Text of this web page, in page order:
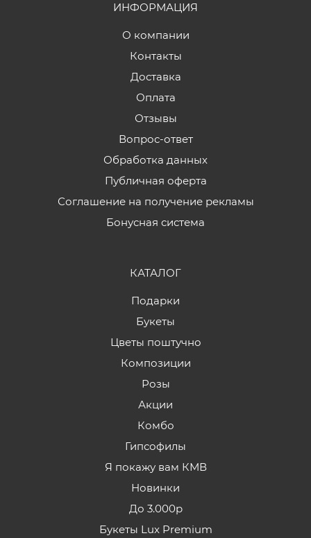
ИНФОРМАЦИЯ
О компании
Контакты
Доставка
Оплата
Отзывы
Вопрос-ответ
Обработка данных
Публичная оферта
Соглашение на получение рекламы
Бонусная система
КАТАЛОГ
Подарки
Букеты
Цветы поштучно
Композиции
Розы
Акции
Комбо
Гипсофилы
Я покажу вам КМВ
Новинки
До 3.000р
Букеты Lux Premium